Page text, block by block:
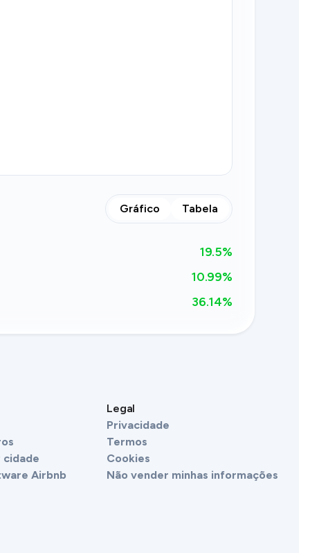
Gráfico Tabela
19.5%
10.99%
36.14%
cidade
Airbnb
Legal
Privacidade
Termos
Cookies
Não vender minhas informações